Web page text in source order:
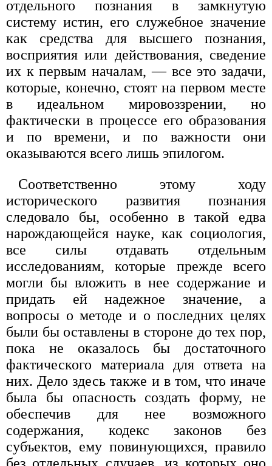
отдельного познания в замкнутую
систему истин, его служебное значение
как средства для высшего познания,
восприятия или действования, сведение
их к первым началам, — все это задачи,
которые, конечно, стоят на первом месте
в идеальном мировоззрении, но
фактически в процессе его образования
и по времени, и по важности они
оказываются всего лишь эпилогом.
Соответственно этому ходу
исторического развития познания
следовало бы, особенно в такой едва
нарождающейся науке, как социология,
все силы отдавать отдельным
исследованиям, которые прежде всего
могли бы вложить в нее содержание и
придать ей надежное значение, а
вопросы о методе и о последних целях
были бы оставлены в стороне до тех пор,
пока не оказалось бы достаточного
фактического материала для ответа на
них. Дело здесь также и в том, что иначе
была бы опасность создать форму, не
обеспечив для нее возможного
содержания, кодекс законов без
субъектов, ему повинующихся, правило